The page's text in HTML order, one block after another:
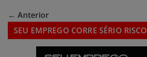
← Anterior
SEU EMPREGO CORRE SÉRIO RISCO